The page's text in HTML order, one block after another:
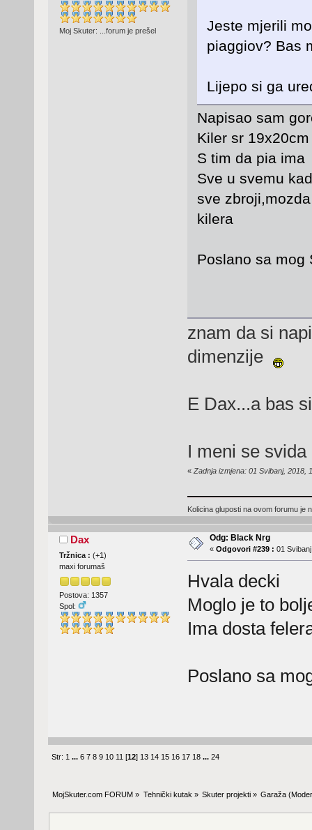
Moj Skuter: ...forum je prešel
Jeste mjerili
piaggiov? Bas
Lijepo si ga
Napisao sam
Kiler sr
S tim da pia
Sve u svemu
sve
kilera
Poslano sa mog
znam da si
dimenzije
E Dax...a bas
I meni se
« Zadnja izmjena: 01 Svibanj, 2018,
Kolicina gluposti na ovom forumu je
Dax
Tržnica : (+1 )
maxi forumaš
Postova: 1357
Spol:
Odg: Black Nrg
« Odgovori #239 : 01
Hvala decki
Moglo je to
Ima dosta
Poslano sa
Str:1 ...6 7 8 9 10 11 [12]13 14 15 16 17 18 ...24
MojSkuter.com FORUM » Tehnički kutak» Skuter projekti» Garaža